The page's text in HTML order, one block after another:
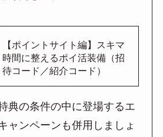
【ポイントサイト編】スキマ
時間に整えるポイ活装備（招
待コード／紹介コード）
典の条件の中に登場するエ
ャンペーンも併用しましょ